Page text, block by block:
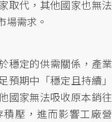
取代，其他國家也無法
場需求。
穩定的供需關係，產業
預期中「穩定且持續」
國家無法吸收原本銷往
壓，進而影響工廠營